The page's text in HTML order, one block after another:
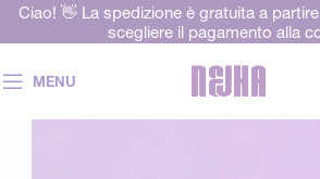
Ciao! 👋 La spedizione è gratuita a
scegliere il pagamento alla
MENU